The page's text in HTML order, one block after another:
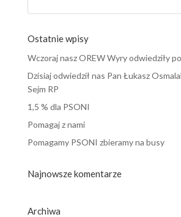
Ostatnie wpisy
Wczoraj nasz OREW Wyry odwiedziły
Dzisiaj odwiedził nas Pan Łukasz
Sejm RP
1,5 % dla PSONI
Pomagaj z nami
Pomagamy PSONI zbieramy na busy
Najnowsze komentarze
Archiwa